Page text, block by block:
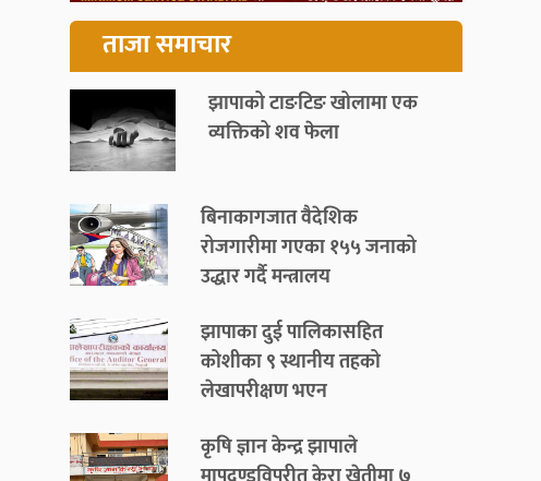
ताजा समाचार
झापाको टाङटिङ खोलामा एक
व्यक्तिको शव फेला
बिनाकागजात वैदेशिक
रोजगारीमा गएका १५५ जनाको
उद्धार गर्दै मन्त्रालय
झापाका दुई पालिकासहित
कोशीका ९ स्थानीय तहको
लेखापरीक्षण भएन
कृषि ज्ञान केन्द्र झापाले